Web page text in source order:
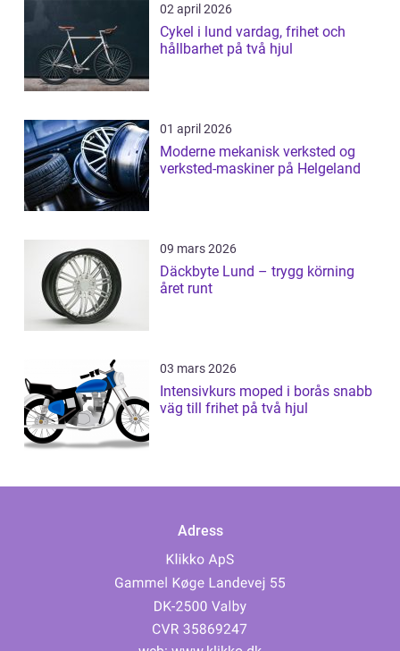
02 april 2026
Cykel i lund vardag, frihet och
hållbarhet på två hjul
01 april 2026
Moderne mekanisk verksted og
verksted-maskiner på Helgeland
09 mars 2026
Däckbyte Lund – trygg körning
året runt
03 mars 2026
Intensivkurs moped i borås snabb
väg till frihet på två hjul
Adress